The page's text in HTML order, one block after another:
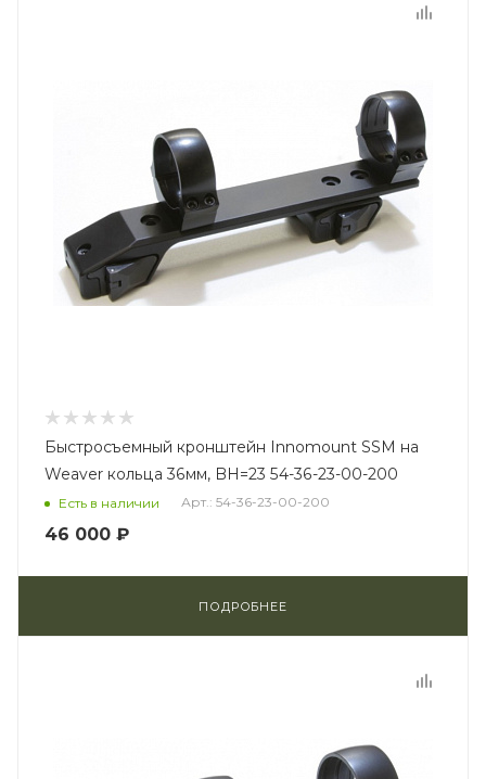
Быстросъемный кронштейн Innomount SSM на
Weaver кольца 36мм, BH=23 54-36-23-00-200
Есть в наличии Арт.: 54-36-23-00-200
46 000 ₽
ПОДРОБНЕЕ